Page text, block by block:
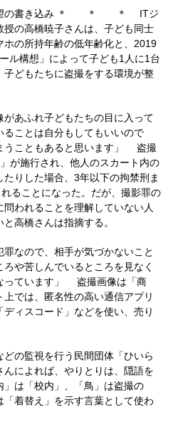
希望の書き込み ＊ ＊ ＊ ITジ
の高橋暁子さんは、子ども同士
の所持年齢の低年齢化と、2019
ル構想」によって子ども1人に1台
どもたちに盗撮をする環境が整
があふれ子どもたちの目に入って
ることは自分もしてもいいので
うこともあると思います」 盗撮
が施行され、他人のスカート内の
りした場合、3年以下の拘禁刑ま
ることになった。だが、撮影罪の
われることを理解していない人
高橋さんは指摘する。
罪なので、相手が気づかないこと
や苦しんでいるところを見なく
っています」 盗撮画像は「商
では、匿名性の高い通信アプリ
ディスコード」などを使い、売り
の監視を行う民間団体「ひいら
によれば、やりとりは、隠語を
は「校内」、「鳥」は盗撮の
「着替え」を示す言葉として使わ